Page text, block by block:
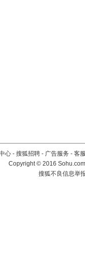
心 - 搜狐招聘 - 广告服务 - 客
Copyright©2016
搜狐不良信息举